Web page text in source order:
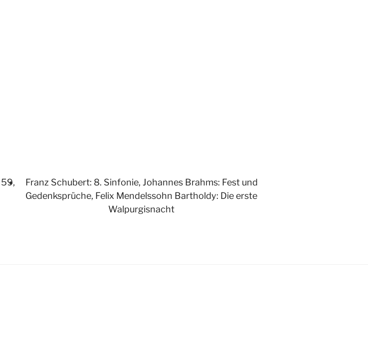
Franz Schubert: 8. Sinfonie, Johannes Brahms: Fest und
Gedenksprüche, Felix Mendelssohn Bartholdy: Die erste
Walpurgisnacht